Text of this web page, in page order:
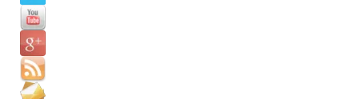
News
Palazzi consiglia
Video